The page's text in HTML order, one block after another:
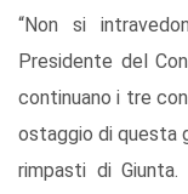
“Non si
Presidente del
continuano i tre
ostaggio di questa
rimpasti di Giunta.